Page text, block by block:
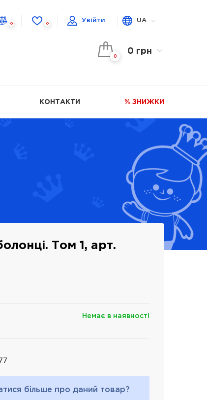
0 0
Увійти UA
0
0 грн
КОНТАКТИ % ЗНИЖКИ
Том 1, арт.
Немає в наявності
більше про даний товар?